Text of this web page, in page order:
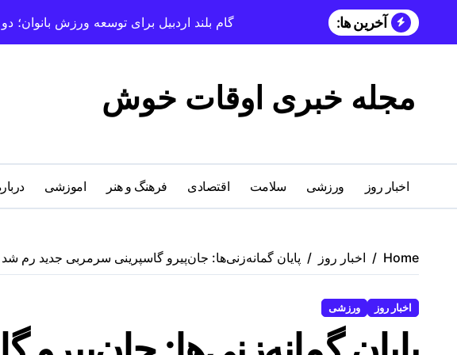
آخرین ها: گام بلند اردبیل برای توسعه ورزش
مجله خبری اوقات خوش
اخبار روز ورزشی سلامت اقتصادی فرهنگ و هنر اموزشی
Home اخبار روز پایان گمانه‌زنی‌ها: جان‌پیرو گاسپرینی سرمربی جدید رم شد
اخبار روز ورزشی